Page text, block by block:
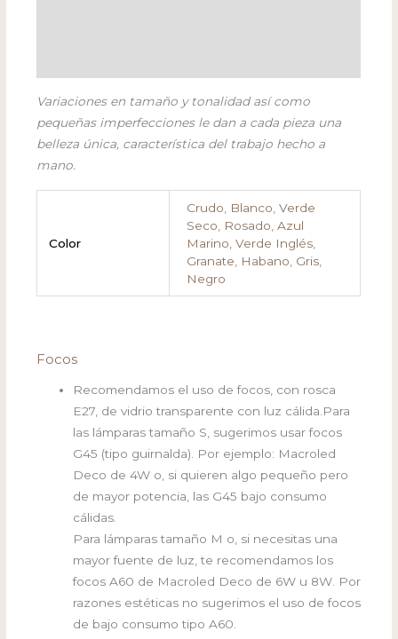
Variaciones en tamaño y tonalidad así como
pequeñas imperfecciones le dan a cada pieza una
belleza única, característica del trabajo hecho a
mano.
Color
Crudo Blanco Verde
Seco
Rosado Azul
Marino Verde Inglés,
Granate
Habano Gris,
Negro
Focos
Recomendamos el uso de focos, con rosca
E27, de vidrio transparente con luz cálida.Para
las lámparas tamaño S, sugerimos usar focos
G45 (tipo guirnalda). Por ejemplo: Macroled
Deco de 4W o, si quieren algo pequeño pero
de mayor potencia, las G45 bajo consumo
cálidas.
Para lámparas tamaño M o, si necesitas una
mayor fuente de luz, te recomendamos los
focos A60 de Macroled Deco de 6W u 8W. Por
razones estéticas no sugerimos el uso de focos
de bajo consumo tipo A60.